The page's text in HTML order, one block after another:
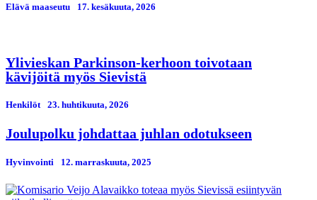
Elävä maaseutu 17. kesäkuuta, 2026
Ylivieskan Parkinson-kerhoon toivotaan
kävijöitä myös Sievistä
Henkilöt 23. huhtikuuta, 2026
Joulupolku johdattaa juhlan odotukseen
Hyvinvointi 12. marraskuuta, 2025